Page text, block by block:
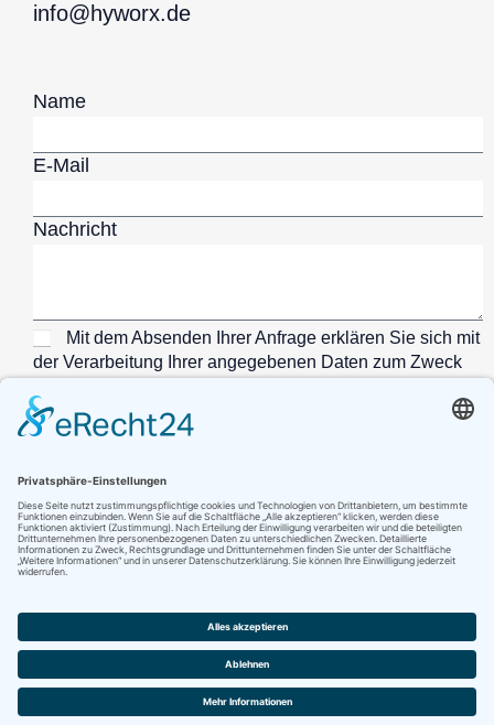
info@hyworx.de
Name
E-Mail
Nachricht
Mit dem Absenden Ihrer Anfrage erklären Sie sich mit
der Verarbeitung Ihrer angegebenen Daten zum Zweck
stimmen unseren Datenschutzrichtlinien zu.
Copyright © hyworx 2026
Impressum
Datenschutz
Cookie Richtlinie